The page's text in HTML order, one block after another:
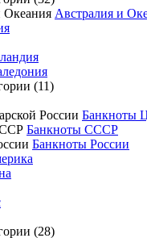
Австралия и
(11)
Банкноты
Банкноты СССР
Банкноты России
(28)